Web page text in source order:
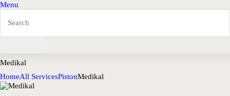
Menu
Medikal
HomeAll ServicesPistonMedikal